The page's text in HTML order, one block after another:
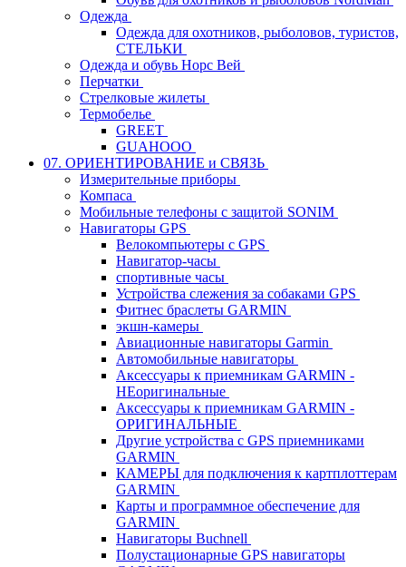
Одежда
Одежда для охотников, рыболовов, туристов,
СТЕЛЬКИ
Одежда и обувь Норс Вей
Перчатки
Стрелковые жилеты
Термобелье
GREET
GUAHOOO
07. ОРИЕНТИРОВАНИЕ и СВЯЗЬ
Измерительные приборы
Компаса
Мобильные телефоны с защитой SONIM
Навигаторы GPS
Велокомпьютеры с GPS
Навигатор-часы
спортивные часы
Устройства слежения за собаками GPS
Фитнес браслеты GARMIN
экшн-камеры
Авиационные навигаторы Garmin
Автомобильные навигаторы
Аксессуары к приемникам GARMIN -
НЕоригинальные
Аксессуары к приемникам GARMIN -
ОРИГИНАЛЬНЫЕ
Другие устройства с GPS приемниками
GARMIN
КАМЕРЫ для подключения к картплоттерам
GARMIN
Карты и программное обеспечение для
GARMIN
Навигаторы Buchnell
Полустационарные GPS навигаторы